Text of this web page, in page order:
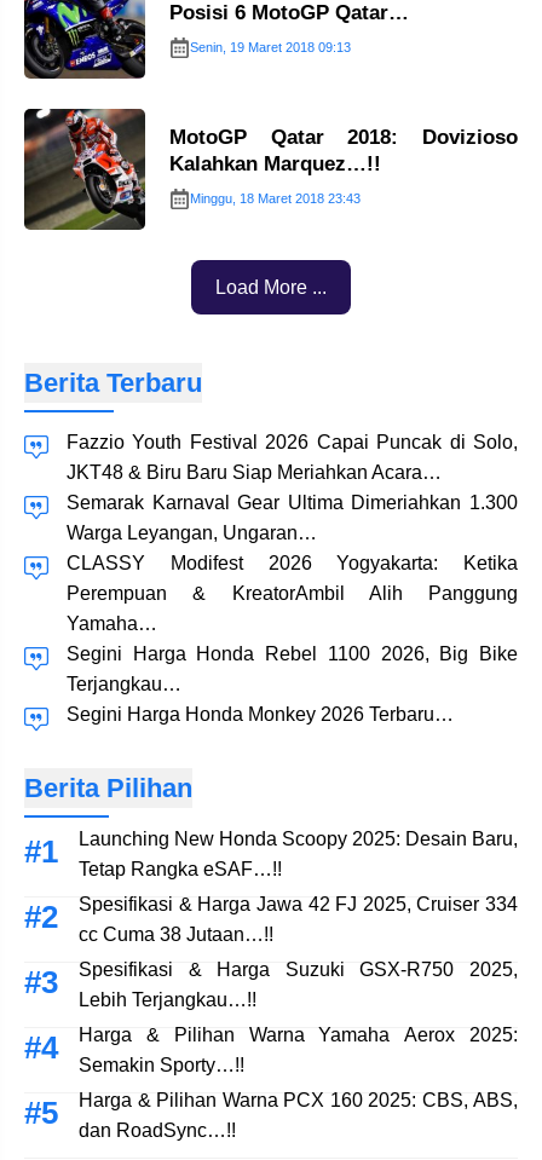
Posisi 6 MotoGP Qatar…
Senin, 19 Maret 2018 09:13
MotoGP Qatar 2018: Dovizioso
Kalahkan Marquez…!!
Minggu, 18 Maret 2018 23:43
Load More ...
Berita Terbaru
Fazzio Youth Festival 2026 Capai Puncak di Solo,
JKT48 & Biru Baru Siap Meriahkan Acara…
Semarak Karnaval Gear Ultima Dimeriahkan 1.300
Warga Leyangan, Ungaran…
CLASSY Modifest 2026 Yogyakarta: Ketika
Perempuan & KreatorAmbil Alih Panggung
Yamaha…
Segini Harga Honda Rebel 1100 2026, Big Bike
Terjangkau…
Segini Harga Honda Monkey 2026 Terbaru…
Berita Pilihan
Launching New Honda Scoopy 2025: Desain Baru,
Tetap Rangka eSAF…!!
Spesifikasi & Harga Jawa 42 FJ 2025, Cruiser 334
cc Cuma 38 Jutaan…!!
Spesifikasi & Harga Suzuki GSX-R750 2025,
Lebih Terjangkau…!!
Harga & Pilihan Warna Yamaha Aerox 2025:
Semakin Sporty…!!
Harga & Pilihan Warna PCX 160 2025: CBS, ABS,
dan RoadSync…!!